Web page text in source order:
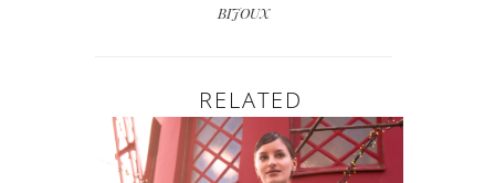
BIJOUX
RELATED